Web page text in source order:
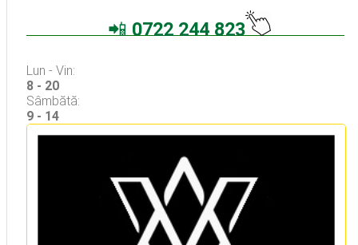
📲0722 244 823
Lun - Vin:
8 - 20
Sâmbătă:
9 - 14